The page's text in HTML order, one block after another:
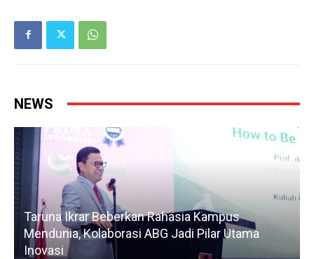
NEWS
Taruna Ikrar Beberkan Rahasia Kampus
Mendunia, Kolaborasi ABG Jadi Pilar Utama
Inovasi